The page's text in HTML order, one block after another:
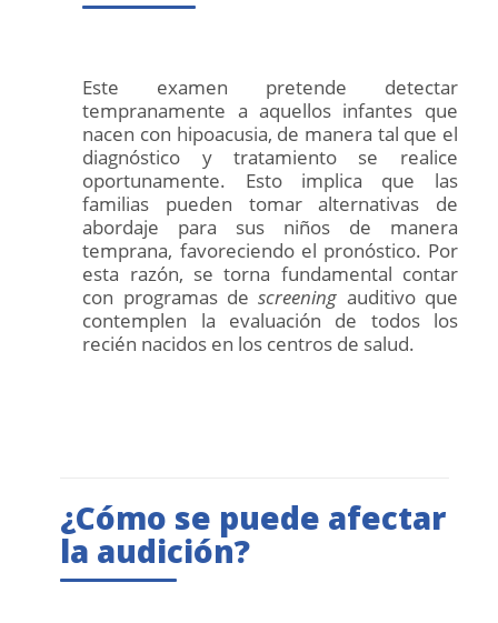
Este examen pretende detectar
tempranamente a aquellos infantes que
nacen con hipoacusia, de manera tal que el
diagnóstico y tratamiento se realice
oportunamente. Esto implica que las
familias pueden tomar alternativas de
abordaje para sus niños de manera
temprana, favoreciendo el pronóstico. Por
esta razón, se torna fundamental contar
con programas descreening auditivo que
contemplen la evaluación de todos los
recién nacidos en los centros de salud.
¿Cómo se puede afectar
la audición?